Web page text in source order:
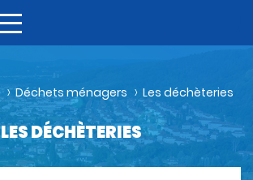
Déchets ménagers Les déchèteries
LES DÉCHÈTERIES